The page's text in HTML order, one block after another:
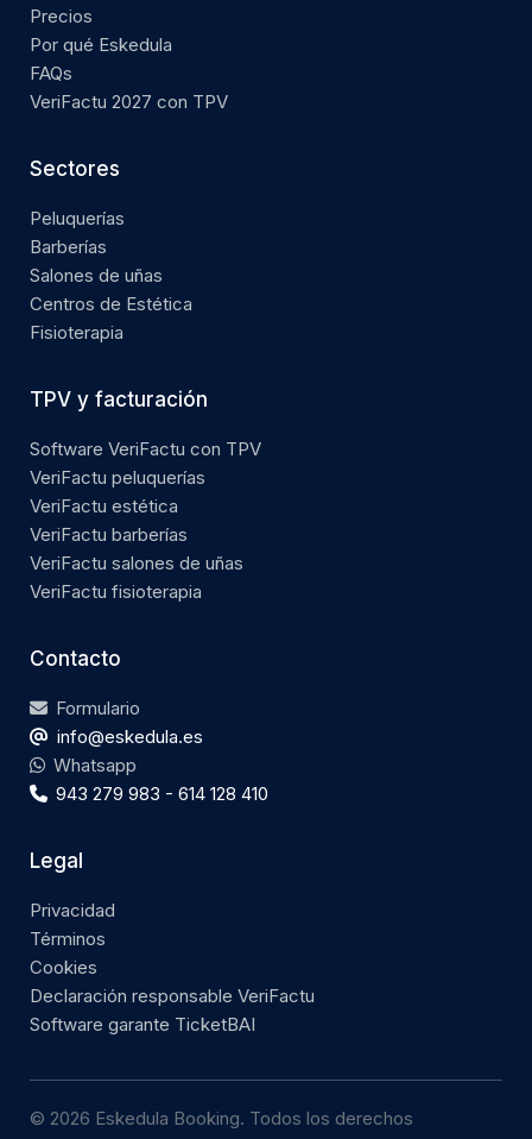
Precios
Por qué Eskedula
FAQs
VeriFactu 2027 con TPV
Sectores
Peluquerías
Barberías
Salones de uñas
Centros de Estética
Fisioterapia
TPV y facturación
Software VeriFactu con TPV
VeriFactu peluquerías
VeriFactu estética
VeriFactu barberías
VeriFactu salones de uñas
VeriFactu fisioterapia
Contacto
Formulario
info@eskedula.es
Whatsapp
943 279 983 - 614 128 410
Legal
Privacidad
Términos
Cookies
Declaración responsable VeriFactu
Software garante TicketBAI
© 2026 Eskedula Booking. Todos los derechos